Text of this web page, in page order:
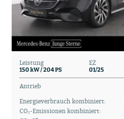
Leistung
150 kW / 204 PS
EZ
01/25
Antrieb
Energieverbrauch kombiniert:
CO₂-Emissionen kombiniert: